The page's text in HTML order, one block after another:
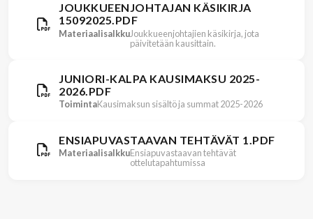
JOUKKUEENJOHTAJAN KÄSIKIRJA
15092025.PDF
MateriaalisalkkuJoukkueenjohtajien käsikirja, jota
päivitetään kausittain.
JUNIORI-KALPA KAUSIMAKSU 2025-
2026.PDF
ToimintaKausimaksun sisältö ja summat 2025-2026
ENSIAPUVASTAAVAN TEHTÄVÄT 1.PDF
MateriaalisalkkuEnsiapuvastaavan tehtävät
ottelutapahtumissa